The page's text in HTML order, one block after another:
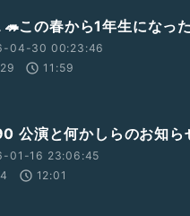
🦔この春から1年生になっ
04-30 00:23:46
11:59
公演と何かしらのお知ら
01-16 23:06:45
12:01